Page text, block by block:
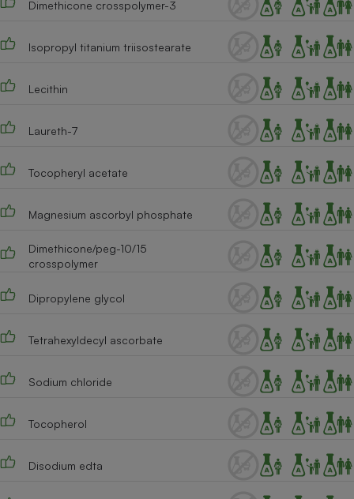
Dimethicone crosspolymer-3
Isopropyl titanium triisostearate
Lecithin
Laureth-7
Tocopheryl acetate
Magnesium ascorbyl phosphate
Dimethicone/peg-10/15
crosspolymer
Dipropylene glycol
Tetrahexyldecyl ascorbate
Sodium chloride
Tocopherol
Disodium edta